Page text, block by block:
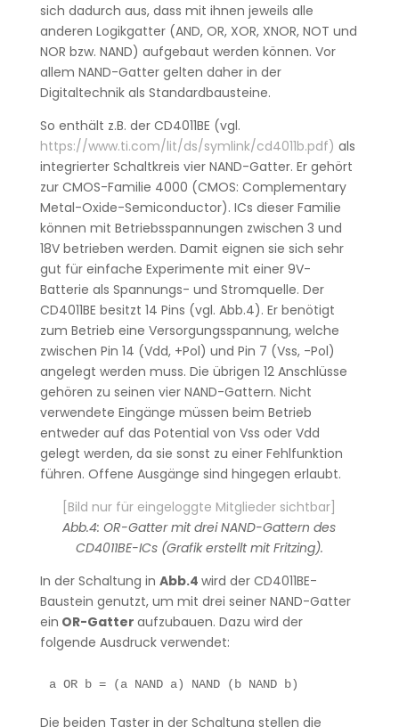
sich dadurch aus, dass mit ihnen jeweils alle
anderen Logikgatter (AND, OR, XOR, XNOR, NOT und
NOR bzw. NAND) aufgebaut werden können. Vor
allem NAND-Gatter gelten daher in der
Digitaltechnik als Standardbausteine.
So enthält z.B. der CD4011BE (vgl.
https://www.ti.com/lit/ds/symlink/cd4011b.pdf) als
integrierter Schaltkreis vier NAND-Gatter. Er gehört
zur CMOS-Familie 4000 (CMOS: Complementary
Metal-Oxide-Semiconductor). ICs dieser Familie
können mit Betriebsspannungen zwischen 3 und
18V betrieben werden. Damit eignen sie sich sehr
gut für einfache Experimente mit einer 9V-
Batterie als Spannungs- und Stromquelle. Der
CD4011BE besitzt 14 Pins (vgl. Abb.4). Er benötigt
zum Betrieb eine Versorgungsspannung, welche
zwischen Pin 14 (Vdd, +Pol) und Pin 7 (Vss, -Pol)
angelegt werden muss. Die übrigen 12 Anschlüsse
gehören zu seinen vier NAND-Gattern. Nicht
verwendete Eingänge müssen beim Betrieb
entweder auf das Potential von Vss oder Vdd
gelegt werden, da sie sonst zu einer Fehlfunktion
führen. Offene Ausgänge sind hingegen erlaubt.
[Bild nur für eingeloggte Mitglieder sichtbar]
Abb.4: OR-Gatter mit drei NAND-Gattern des
CD4011BE-ICs (Grafik erstellt mit Fritzing).
In der Schaltung in Abb.4 wird der CD4011BE-
Baustein genutzt, um mit drei seiner NAND-Gatter
ein OR-Gatter aufzubauen. Dazu wird der
folgende Ausdruck verwendet:
a OR b = (a NAND a) NAND (b NAND b)
Die beiden Taster in der Schaltung stellen die